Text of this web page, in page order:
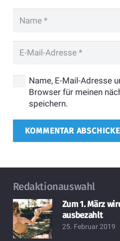
Name, E-Mail-Adresse
Browser für meinen
speichern.
KOMMENTAR
Redaktionauswahl
Zum 1. März
ausbezahlt
25. Februar 2019